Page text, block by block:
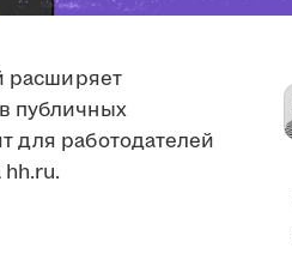
расширяет
публичных
для работодателей